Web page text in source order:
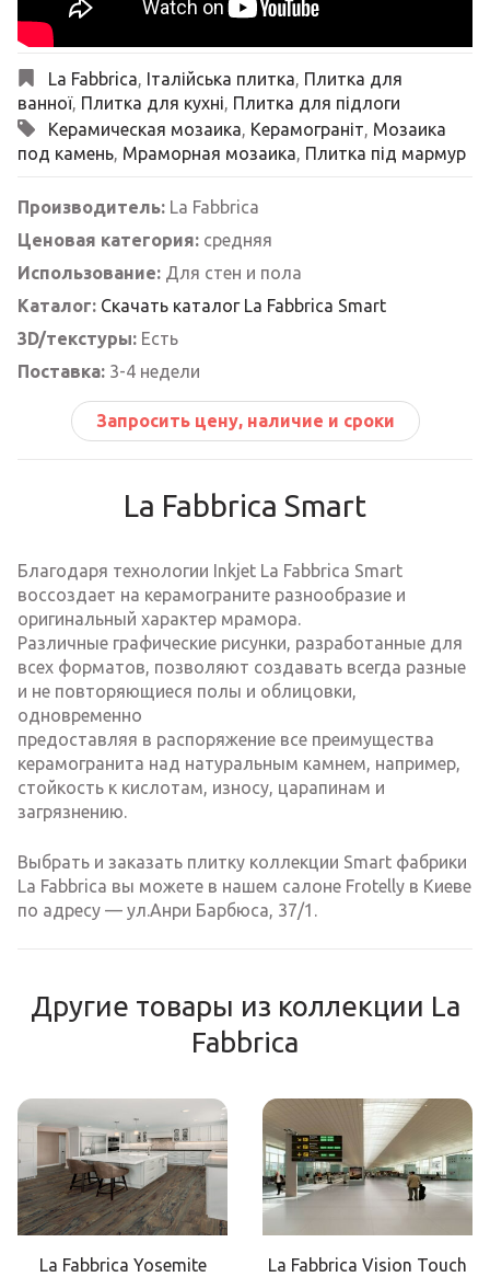
La Fabbrica, Італійська плитка, Плитка для
ванної, Плитка для кухні, Плитка для підлоги
Керамическая мозаика, Керамограніт, Мозаика
под камень, Мраморная мозаика, Плитка під мармур
Производитель: La Fabbrica
Ценовая категория: средняя
Использование: Для стен и пола
Каталог: Скачать каталог La Fabbrica Smart
3D/текстуры: Есть
Поставка: 3-4 недели
Запросить цену, наличие и сроки
La Fabbrica Smart
Благодаря технологии Inkjet La Fabbrica Smart
воссоздает на керамограните разнообразие и
оригинальный характер мрамора.
Различные графические рисунки, разработанные для
всех форматов, позволяют создавать всегда разные
и не повторяющиеся полы и облицовки,
одновременно
предоставляя в распоряжение все преимущества
керамогранита над натуральным камнем, например,
стойкость к кислотам, износу, царапинам и
загрязнению.
Выбрать и заказать плитку коллекции Smart фабрики
La Fabbrica вы можете в нашем салоне Frotelly в Киеве
по адресу — ул.Анри Барбюса, 37/1.
Другие товары из коллекции La
Fabbrica
La Fabbrica Yosemite La Fabbrica Vision Touch